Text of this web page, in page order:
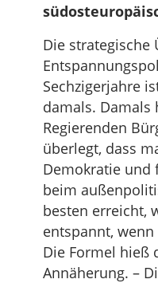
Die strategische
Sechzigerjahre
damals. Damals
Regierenden
überlegt, dass
Demokratie und
beim
besten erreicht,
entspannt,
Die Formel hieß
Annäherung. –